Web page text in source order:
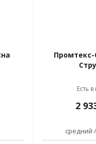
Есть
2
средний